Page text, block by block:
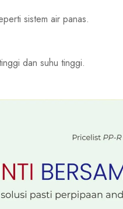
sistem air panas.
dan suhu tinggi.